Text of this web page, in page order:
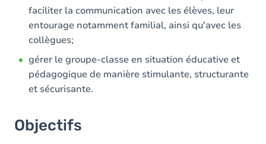
faciliter la communication avec les élèves, leur
entourage notamment familial, ainsi qu'avec les
collègues;
gérer le groupe-classe en situation éducative et
pédagogique de manière stimulante, structurante
et sécurisante.
Objectifs